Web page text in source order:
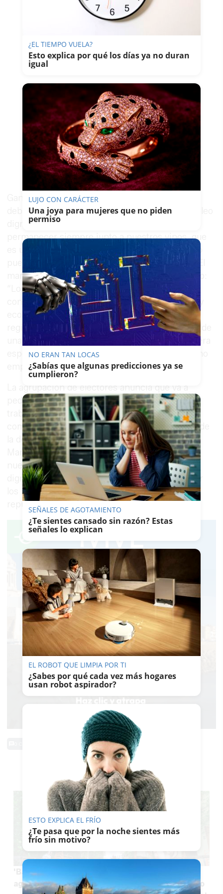
Ganemos entiende que las administraciones
deben alinearse del lado del trabajador, del empleo
digno y estable, de la calidad artesanal y
permanecer siempre junto a nuestros vinos, que
es una industria que hay que cuidar con esmero
pues es seña de identidad de nuestras tierras. El
mandato constitucional es muy claro al respecto:
“Los poderes públicos promoverán las
condiciones favorables para el progreso social y
económico y para una distribución de la renta
regional y personal más equitativa, en el marco de
una política de estabilidad económica. De manera
especial realizarán una política orientada al pleno
empleo”.
La agrupación de electores anuncia que va a
pedir el apoyo de la Diputación de Cádiz a los
trabajadores y trabajadoras del sector y el
compromiso de mediar en el conflicto a través de
la delegada territorial de Economía y Empleo,
María Gema Pérez. Es muy importante que
nuestras instituciones apuesten por el empleo
digno y estable, máxime después de comprobar
los últimos datos del paro y el preocupante
repunte que ha tenido en toda la provincia.
TE PUEDE INTERESAR
'Baño verde' en la calle más fresca de Jerez en
agosto: negocios icónicos, arte contemporáneo
¿EL TIEMPO VUELA?
Esto explica por qué los días ya no duran
igual
LUJO CON CARÁCTER
Una joya para mujeres que no piden
permiso
NO ERAN TAN LOCAS
¿Sabías que algunas predicciones ya se
cumplieron?
SEÑALES DE AGOTAMIENTO
¿Te sientes cansado sin razón? Estas
señales lo explican
EL ROBOT QUE LIMPIA POR TI
¿Sabes por qué cada vez más hogares
usan robot aspirador?
ESTO EXPLICA EL FRÍO
¿Te pasa que por la noche sientes más
frío sin motivo?